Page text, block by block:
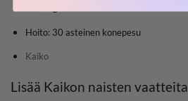
Hoito: 30 asteinen konepesu
Kaiko
Lisää Kaikon naisten vaatteita